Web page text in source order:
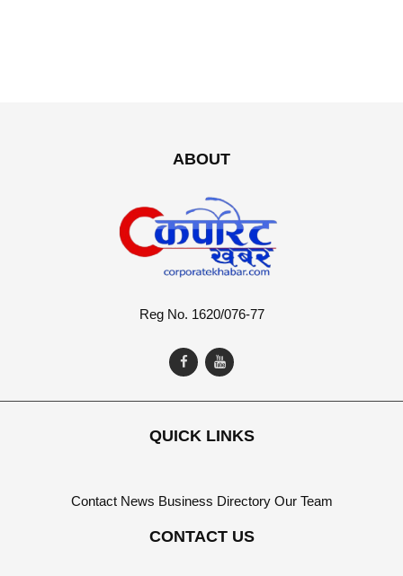
ABOUT
Reg No. 1620/076-77
QUICK LINKS
Contact News Business Directory Our Team
CONTACT US